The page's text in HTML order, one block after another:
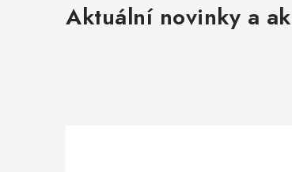
Aktuální novinky a